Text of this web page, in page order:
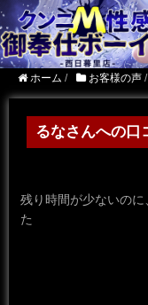
ホーム / お客様の声 /
るなさんへの口
残り時間が少ないの
た